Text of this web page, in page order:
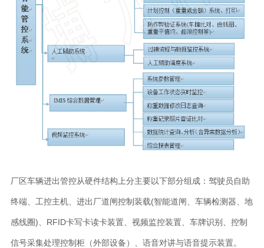
厂区车辆进出管控从硬件结构上分主要以下部分组成：驾驶员自助
终端、工控主机、进出厂道闸控制装载(智能道闸、车辆检测器、地
感线圈)、RFID卡写卡读卡装置、视频监控装置、车牌识别、控制
信号采集处理控制柜（外部设备）、语音对讲与语音提示装置。